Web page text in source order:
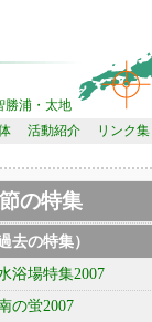
勝浦・太地
活動紹介
リンク集
の特集
過去の特集）
浴場特集2007
の蛍2007